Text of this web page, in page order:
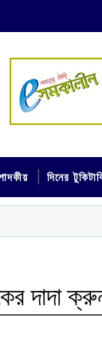
দিনের
দাদা